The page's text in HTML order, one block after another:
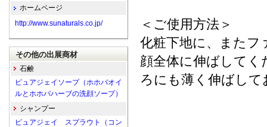
＜ご使用方法＞
化粧下地に、またフ
顔全体に伸ばしてく
ろにも薄く伸ばし
ホームページ
http://www.sunaturals.co.jp/
その他の出展商材
石鹸
ピュアジェイソープ（ホホバオイ
ルとホホバハーブの洗顔ソープ）
シャンプー
ピュアジェイ スプラウト（コン